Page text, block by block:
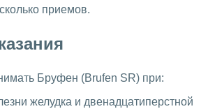
приемов.
Бруфен (Brufen SR) при:
желудка и двенадцатиперстной